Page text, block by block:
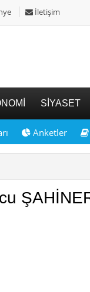
İletişim
SİYASET
Anketler